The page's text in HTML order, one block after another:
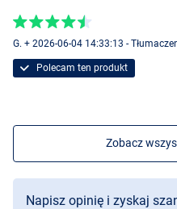
G. + 2026-06-04 14:33:13 -
Polecam ten produkt
Zobacz
Napisz opinię i zyskaj